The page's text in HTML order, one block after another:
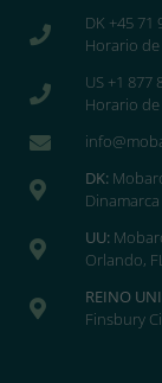
DK +45 71
Horario de
US +1 877
Horario de
DK:
Dinamarca
UU:
Orlando,
REINO
Finsbury